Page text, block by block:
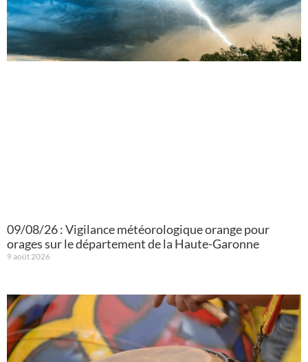
09/08/26 : Vigilance météorologique orange pour
orages sur le département de la Haute-Garonne
9 août 2026